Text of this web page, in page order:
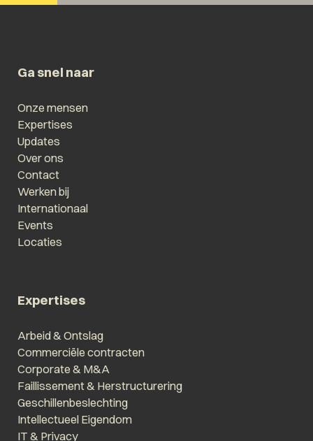
Ga snel naar
Onze mensen
Expertises
Updates
Over ons
Contact
Werken bij
Internationaal
Events
Locaties
Expertises
Arbeid & Ontslag
Commerciële contracten
Corporate & M&A
Faillissement & Herstructurering
Geschillenbeslechting
Intellectueel Eigendom
IT & Privacy